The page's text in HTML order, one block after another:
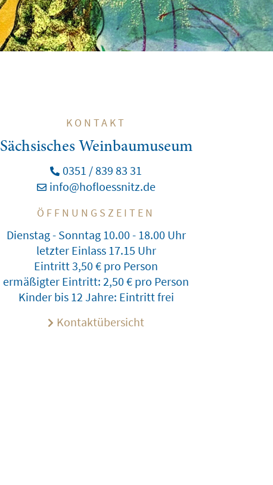
KONTAKT
Sächsisches Weinbaumuseum
0351 / 839 83 31
info@hofloessnitz.de
ÖFFNUNGSZEITEN
Dienstag - Sonntag 10.00 - 18.00 Uhr
letzter Einlass 17.15 Uhr
Eintritt 3,50 € pro Person
ermäßigter Eintritt: 2,50 € pro Person
Kinder bis 12 Jahre: Eintritt frei
Kontaktübersicht